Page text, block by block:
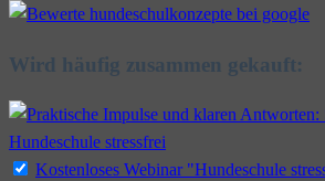
Wird häufig zusammen gekauft:
Kostenloses Webinar "Hundeschule